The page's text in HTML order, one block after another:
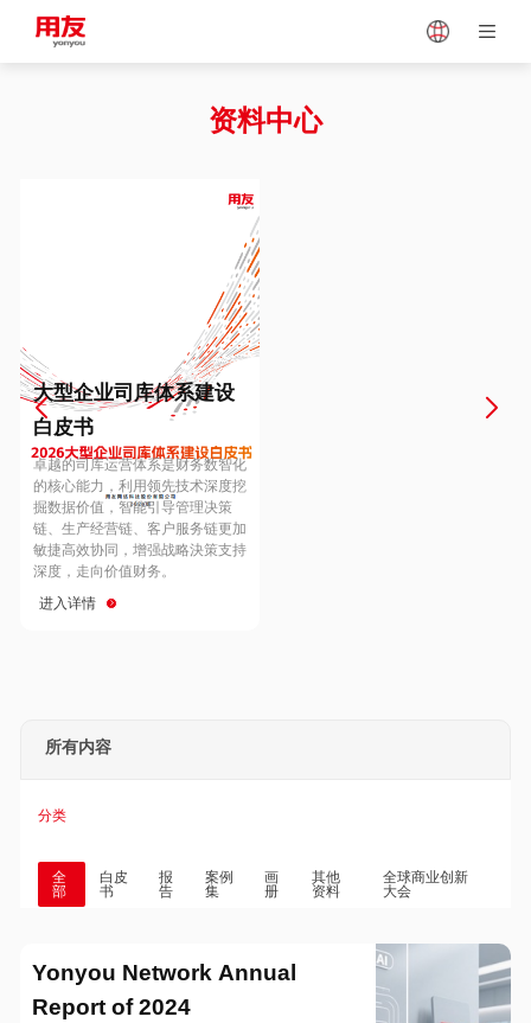
Vietnam
Europe
Hungary
Hong Kong
资料中心
大型企业司库体系建设
白皮书
卓越的司库运营体系是财务数智化
的核心能力，利用领先技术深度挖
掘数据价值，智能引导管理决策
链、生产经营链、客户服务链更加
敏捷高效协同，增强战略決策支持
深度，走向价值财务。
进入详情
所有内容
分类
全
部
白皮
书
报
告
案例
集
画
册
其他
资料
全球商业创新
大会
Yonyou Network Annual
Report of 2024